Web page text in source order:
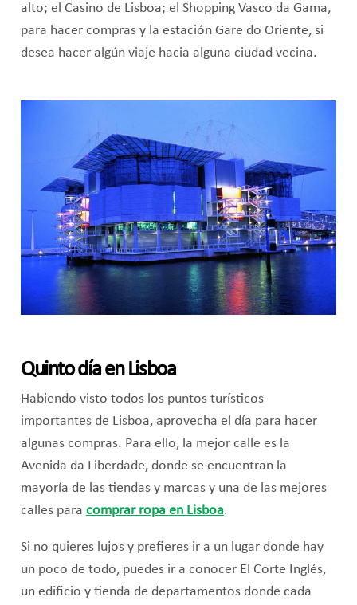
alto; el Casino de Lisboa; el Shopping Vasco da Gama,
para hacer compras y la estación Gare do Oriente, si
desea hacer algún viaje hacia alguna ciudad vecina.
Quinto día en Lisboa
Habiendo visto todos los puntos turísticos
importantes de Lisboa, aprovecha el día para hacer
algunas compras. Para ello, la mejor calle es la
Avenida da Liberdade, donde se encuentran la
mayoría de las tiendas y marcas y una de las mejores
calles para comprar ropa en Lisboa.
Si no quieres lujos y prefieres ir a un lugar donde hay
un poco de todo, puedes ir a conocer El Corte Inglés,
un edificio y tienda de departamentos donde cada